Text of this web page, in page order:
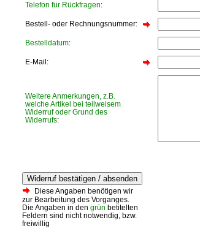
Telefon für Rückfragen:
Bestell- oder Rechnungsnummer:
Bestelldatum:
E-Mail:
Weitere Anmerkungen, z.B.
welche Artikel bei teilweisem
Widerruf oder Grund des
Widerrufs:
Widerruf bestätigen / absenden
Diese Angaben benötigen wir
zur Bearbeitung des Vorganges.
Die Angaben in den grün betitelten
Feldern sind nicht notwendig, bzw.
freiwillig